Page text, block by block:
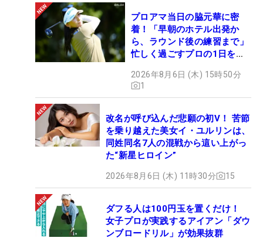
プロアマ当日の脇元華に密
着！「早朝のホテル出発か
ら、ラウンド後の練習まで」
忙しく過ごすプロの1日を公
2026年8月6日 (木) 15時50分
1
改名が呼び込んだ悲願の初V！ 苦節
を乗り越えた美女イ・ユルリンは、
同姓同名7人の混戦から這い上がっ
た“新星ヒロイン”
2026年8月6日 (木) 11時30分 15
ダフる人は100円玉を置くだけ！
女子プロが実践するアイアン「ダウ
ンブロードリル」が効果抜群